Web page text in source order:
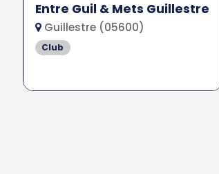
Entre Guil & Mets Guillestre
Guillestre (05600)
Club